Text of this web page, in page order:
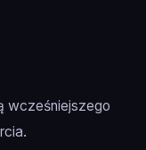
wcześniejszego